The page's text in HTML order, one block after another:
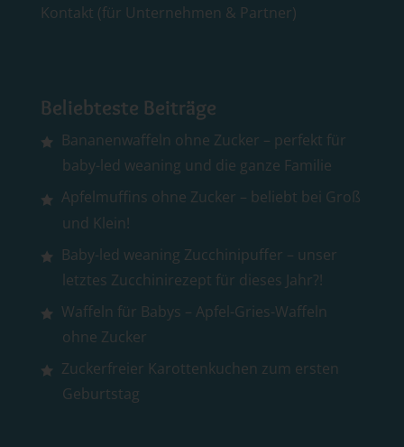
Kontakt (für Unternehmen & Partner)
Beliebteste Beiträge
Bananenwaffeln ohne Zucker – perfekt für
baby-led weaning und die ganze Familie
Apfelmuffins ohne Zucker – beliebt bei Groß
und Klein!
Baby-led weaning Zucchinipuffer – unser
letztes Zucchinirezept für dieses Jahr?!
Waffeln für Babys – Apfel-Gries-Waffeln
ohne Zucker
Zuckerfreier Karottenkuchen zum ersten
Geburtstag